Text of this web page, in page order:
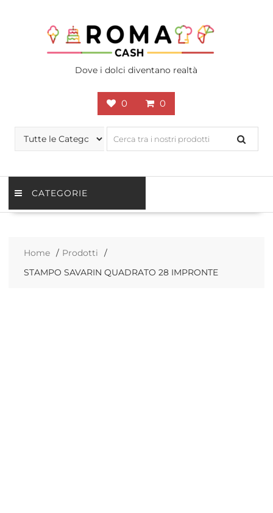
Dove i dolci diventano realtà
0 0
CATEGORIE
Home
Prodotti
STAMPO SAVARIN QUADRATO 28 IMPRONTE